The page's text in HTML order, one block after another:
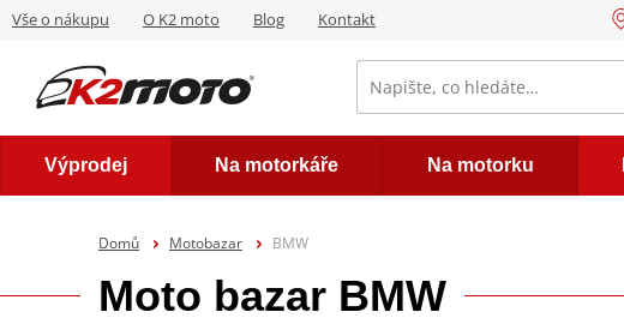
Vše o nákupu O K2 moto Blog Kontakt
Výprodej Na motorkáře Na motorku
Domů Motobazar BMW
Moto bazar BMW